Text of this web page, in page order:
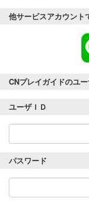
他サービスアカウント
CNプレイガイドのユ
ユーザＩＤ
パスワード